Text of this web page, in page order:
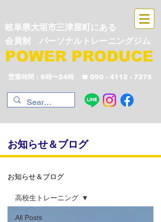
岐阜県大垣市三津屋町にある
会員制 パーソナルトレーニングジム
POWER PRODUCE
営業時間：6時〜24時 ☎︎ 090 - 4112 - 7276
​お知らせ＆ブログ
お知らせ＆ブログ
All Posts
高校生トレーニング